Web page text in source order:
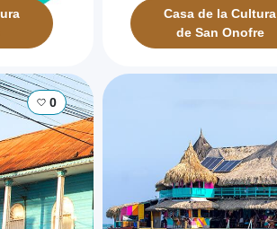
Casa de la Cultura
de San Onofre
0